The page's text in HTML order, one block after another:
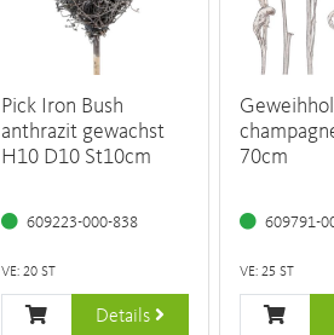
Pick Iron Bush
anthrazit gewachst
H10 D10 St10cm
609223-000-838
VE: 20 ST
Details
70cm
609791-
VE: 25 ST